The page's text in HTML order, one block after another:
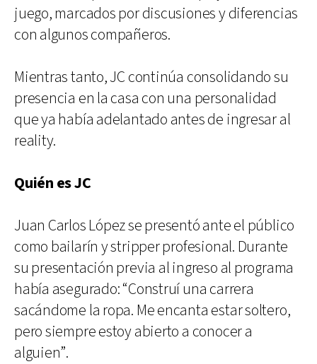
juego, marcados por discusiones y diferencias
con algunos compañeros.
Mientras tanto, JC continúa consolidando su
presencia en la casa con una personalidad
que ya había adelantado antes de ingresar al
reality.
Quién es JC
Juan Carlos López se presentó ante el público
como bailarín y stripper profesional. Durante
su presentación previa al ingreso al programa
había asegurado: “Construí una carrera
sacándome la ropa. Me encanta estar soltero,
pero siempre estoy abierto a conocer a
alguien”.